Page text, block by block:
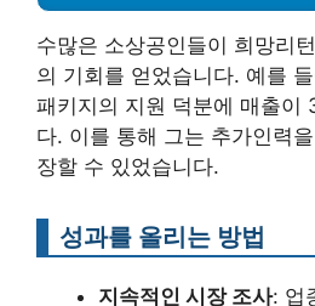
수많은 소상공인들이 희망리
의 기회를 얻었습니다. 예를
패키지의 지원 덕분에 매출이
다. 이를 통해 그는 추가인력
장할 수 있었습니다.
성과를 올리는 방법
지속적인 시장 조사: 업